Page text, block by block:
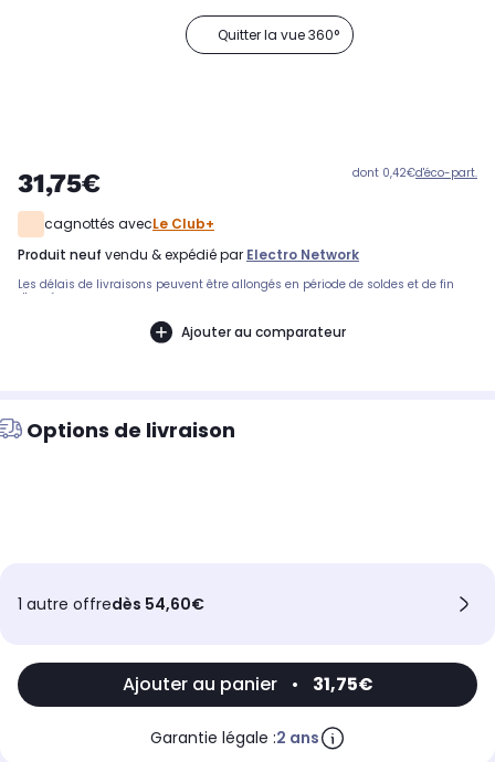
Quitter la vue 360°
31,75€ dont 0,42€d'éco-part.
cagnottés avecLe Club+
produit neuf vendu & expédié par Electro Network
Les délais de livraisons peuvent être allongés en période de soldes et de fin
d'année.
Ajouter au comparateur
Options de livraison
1 autre offredès 54,60€
Ajouter au panier • 31,75€
Garantie légale :2 ans